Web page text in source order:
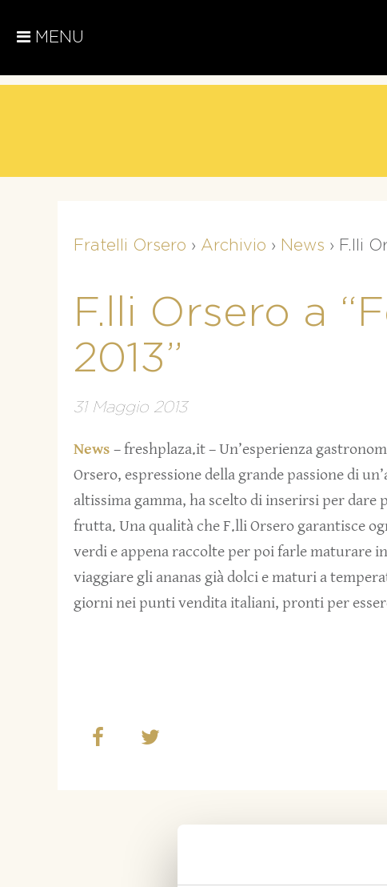
MENU
Fratelli Orsero › Archivio › News › F.lli
F.lli Orsero a
2013”
31 Maggio 2013
News – freshplaza.it – Un’esperienza
Orsero, espressione della grande passione di
altissima gamma, ha scelto di inserirsi per
frutta. Una qualità che F.lli Orsero garantisce
verdi e appena raccolte per poi farle maturare
viaggiare gli ananas già dolci e maturi a
giorni nei punti vendita italiani, pronti per